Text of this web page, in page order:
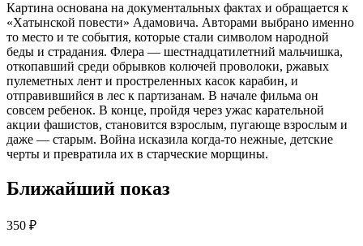
Картина основана на документальных фактах и обращается к
«Хатынской повести» Адамовича. Авторами выбрано именно
то место и те события, которые стали символом народной
беды и страдания. Флера — шестнадцатилетний мальчишка,
откопавший среди обрывков колючей проволоки, ржавых
пулеметных лент и простреленных касок карабин, и
отправившийся в лес к партизанам. В начале фильма он
совсем ребенок. В конце, пройдя через ужас карательной
акции фашистов, становится взрослым, пугающе взрослым и
даже — старым. Война исказила когда-то нежные, детские
черты и превратила их в старческие морщины.
Ближайший показ
350 ₽